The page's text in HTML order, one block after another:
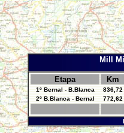
Mill
Etapa Km
1º Bernal - B.Blanca
836,72
2º B.Blanca - Bernal
772,62